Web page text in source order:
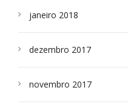
janeiro 2018
dezembro 2017
novembro 2017